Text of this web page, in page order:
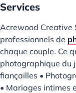
Services
Acrewood Creative
professionnels de
chaque couple. Ce
photographique du
fiançailles •
• Mariages intimes